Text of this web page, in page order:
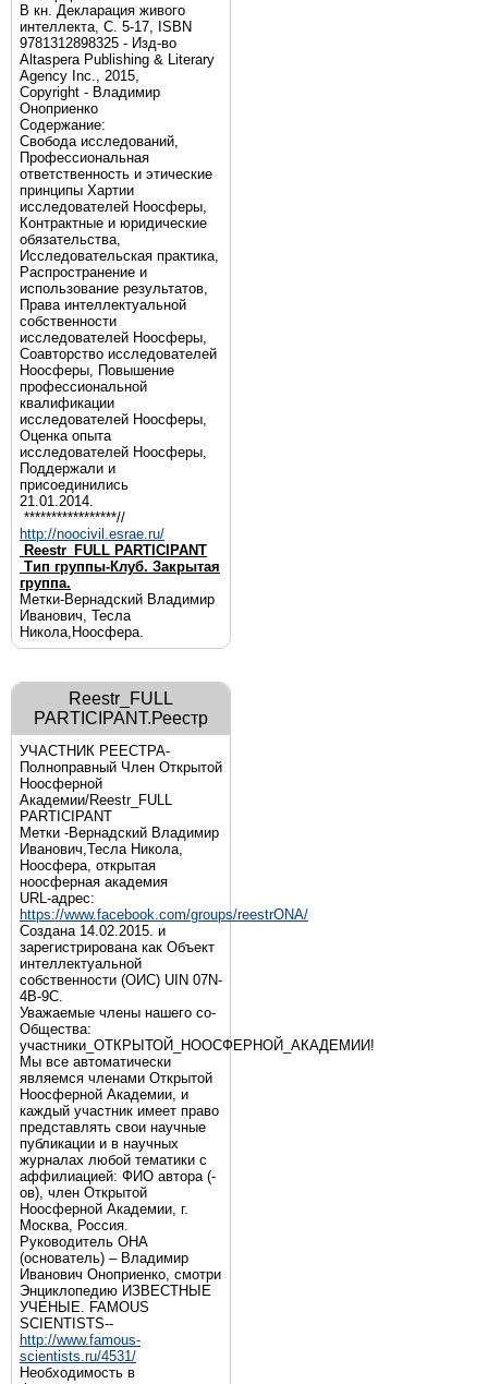
В кн. Декларация живого
интеллекта, С. 5-17, ISBN
9781312898325 - Изд-во
Altaspera Publishing & Literary
Agency Inc., 2015,
Copyright - Владимир
Оноприенко
Содержание:
Свобода исследований,
Профессиональная
ответственность и этические
принципы Хартии
исследователей Ноосферы,
Контрактные и юридические
обязательства,
Исследовательская практика,
Распространение и
использование результатов,
Права интеллектуальной
собственности
исследователей Ноосферы,
Соавторство исследователей
Ноосферы, Повышение
профессиональной
квалификации
исследователей Ноосферы,
Оценка опыта
исследователей Ноосферы,
Поддержали и
присоединились
21.01.2014.
*****************//
http://noocivil.esrae.ru/
Reestr_FULL PARTICIPANT
Тип группы-Клуб. Закрытая
группа.
Метки-Вернадский Владимир
Иванович, Тесла
Никола,Ноосфера.
Reestr_FULL
PARTICIPANT.Реестр
УЧАСТНИК РЕЕСТРА-
Полноправный Член Открытой
Ноосферной
Академии/Reestr_FULL
PARTICIPANT
Метки -Вернадский Владимир
Иванович,Тесла Никола,
Ноосфера, открытая
ноосферная академия
URL-адрес:
https://www.facebook.com/groups/reestrONA/
Создана 14.02.2015. и
зарегистрирована как Объект
интеллектуальной
собственности (ОИС) UIN 07N-
4B-9C.
Уважаемые члены нашего со-
Общества:
участники_ОТКРЫТОЙ_НООСФЕРНОЙ_АКАДЕМИИ!
Мы все автоматически
являемся членами Открытой
Ноосферной Академии, и
каждый участник имеет право
представлять свои научные
публикации и в научных
журналах любой тематики с
аффилиацией: ФИО автора (-
ов), член Открытой
Ноосферной Академии, г.
Москва, Россия.
Руководитель ОНА
(основатель) – Владимир
Иванович Оноприенко, смотри
Энциклопедию ИЗВЕСТНЫЕ
УЧЕНЫЕ. FAMOUS
SCIENTISTS--
http://www.famous-
scientists.ru/4531/
Необходимость в